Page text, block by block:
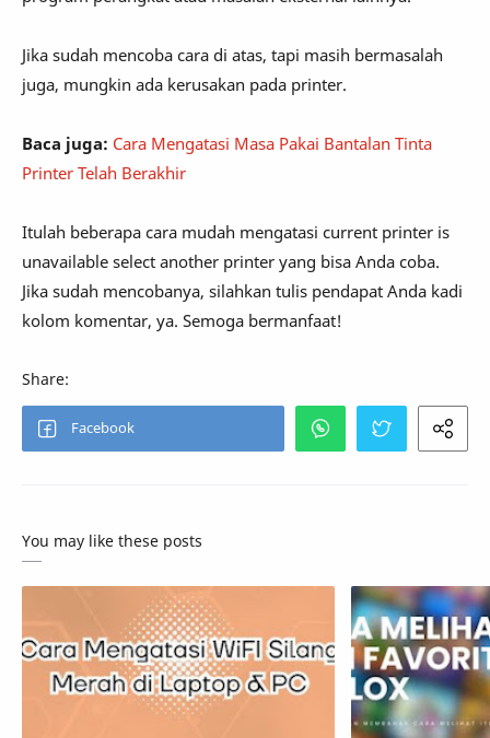
Jika sudah mencoba cara di atas, tapi masih bermasalah
juga, mungkin ada kerusakan pada printer.
Baca juga: Cara Mengatasi Masa Pakai Bantalan Tinta
Printer Telah Berakhir
Itulah beberapa cara mudah mengatasi current printer is
unavailable select another printer yang bisa Anda coba.
Jika sudah mencobanya, silahkan tulis pendapat Anda kadi
kolom komentar, ya. Semoga bermanfaat!
You may like these posts